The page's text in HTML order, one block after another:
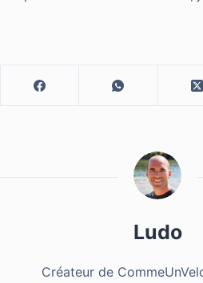
Ludo
Créateur de